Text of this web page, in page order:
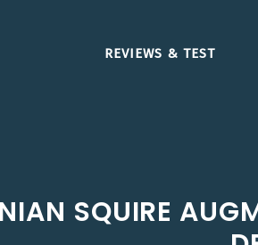
REVIEWS & TEST
SQUIRE